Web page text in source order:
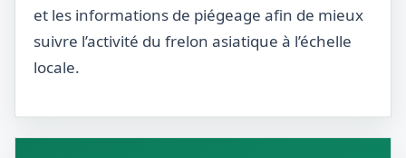
et les informations de piégeage afin de mieux
suivre l’activité du frelon asiatique à l’échelle
locale.